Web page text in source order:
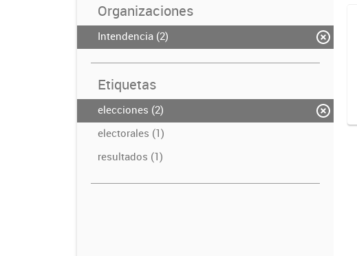
Organizaciones
Intendencia (2)
Etiquetas
elecciones (2)
electorales (1)
resultados (1)